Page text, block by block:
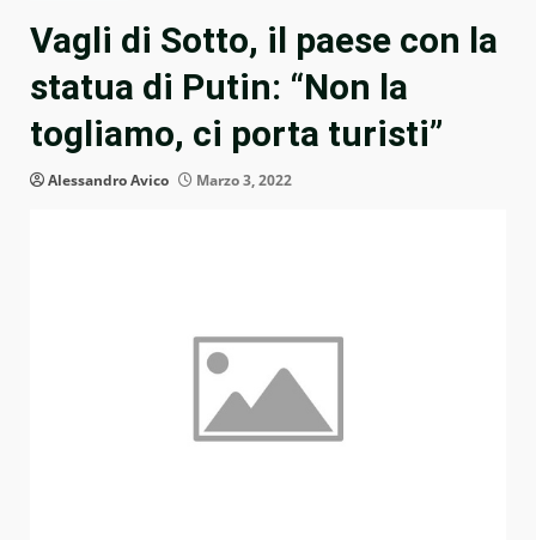
Vagli di Sotto, il paese con la
statua di Putin: “Non la
togliamo, ci porta turisti”
Alessandro Avico Marzo 3, 2022